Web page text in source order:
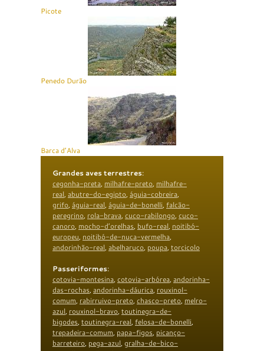
Picote
Penedo Durão
Barca d’Alva
Grandes aves terrestres:
cegonha-preta, milhafre-preto, milhafre-
real, abutre-do-egipto, águia-cobreira,
grifo, águia-real, águia-de-bonelli, falcão-
peregrino, rola-brava, cuco-rabilongo, cuco-
canoro, mocho-d’orelhas, bufo-real, noitibó-
europeu, noitibó-de-nuca-vermelha,
andorinhão-real, abelharuco, poupa, torcicolo
Passeriformes:
cotovia-montesina, cotovia-arbórea, andorinha-
das-rochas, andorinha-dáurica, rouxinol-
comum, rabirruivo-preto, chasco-preto, melro-
azul, rouxinol-bravo, toutinegra-de-
bigodes, toutinegra-real, felosa-de-bonelli,
trepadeira-comum, papa-figos, picanço-
barreteiro, pega-azul, gralha-de-bico-